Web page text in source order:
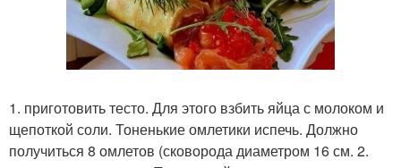
1. приготовить тесто. Для этого взбить яйца с молоком и
щепоткой соли. Тоненькие омлетики испечь. Должно
получиться 8 омлетов (сковорода диаметром 16 см. 2.